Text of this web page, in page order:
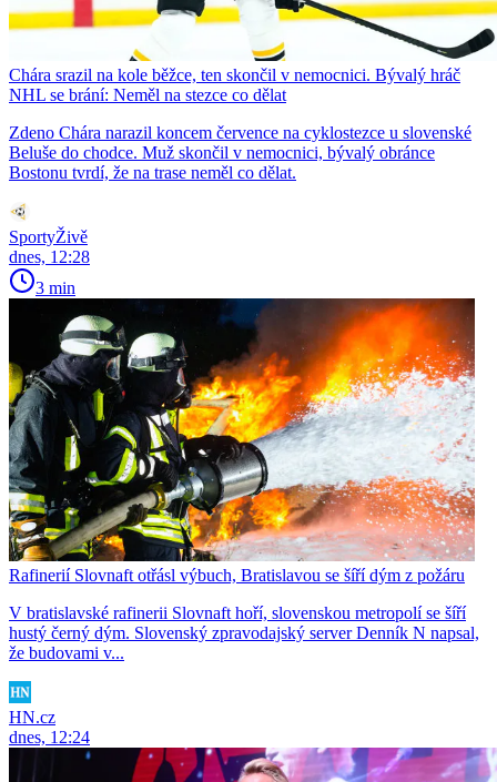
Chára srazil na kole běžce, ten skončil v nemocnici. Bývalý hráč
NHL se brání: Neměl na stezce co dělat
Zdeno Chára narazil koncem července na cyklostezce u slovenské
Beluše do chodce. Muž skončil v nemocnici, bývalý obránce
Bostonu tvrdí, že na trase neměl co dělat.
SportyŽivě
dnes, 12:28
3 min
Rafinerií Slovnaft otřásl výbuch, Bratislavou se šíří dým z požáru
V bratislavské rafinerii Slovnaft hoří, slovenskou metropolí se šíří
hustý černý dým. Slovenský zpravodajský server Denník N napsal,
že budovami v...
HN.cz
dnes, 12:24